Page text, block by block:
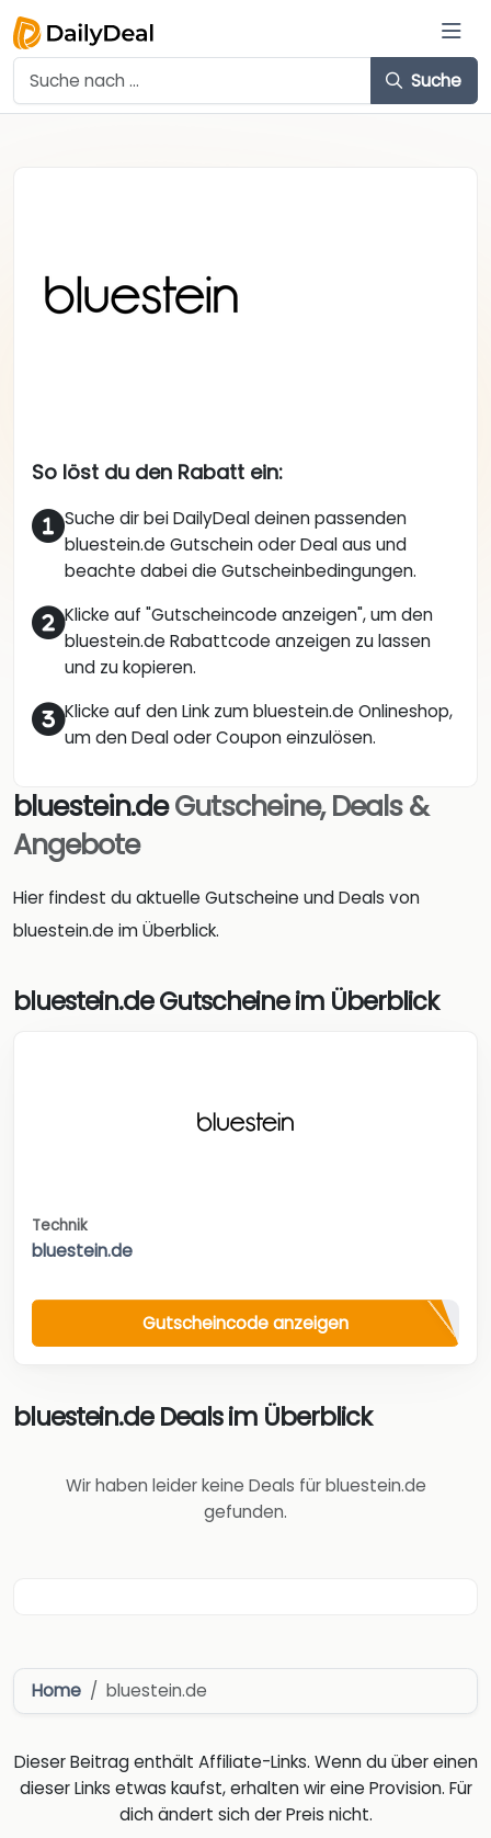
Suche
So löst du den Rabatt ein:
Suche dir bei DailyDeal deinen passenden
bluestein.de Gutschein oder Deal aus und
beachte dabei die Gutscheinbedingungen.
Klicke auf "Gutscheincode anzeigen", um den
bluestein.de Rabattcode anzeigen zu lassen
und zu kopieren.
Klicke auf den Link zum bluestein.de Onlineshop,
um den Deal oder Coupon einzulösen.
bluestein.deGutscheine, Deals &
Angebote
Hier findest du aktuelle Gutscheine und Deals von
bluestein.de im Überblick.
bluestein.de Gutscheine im Überblick
Technik
bluestein.de
Gutscheincode anzeigen
bluestein.de Deals im Überblick
Wir haben leider keine Deals für bluestein.de
gefunden.
Home bluestein.de
Dieser Beitrag enthält Affiliate-Links. Wenn du über einen
dieser Links etwas kaufst, erhalten wir eine Provision. Für
dich ändert sich der Preis nicht.